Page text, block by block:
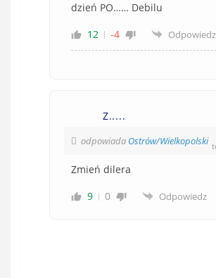
dzień PO…… Debilu
12
-4 Odpowiedz
Z.....
odpowiada Ostrów/Wielkopolski
Zmień dilera
9
0 Odpowiedz